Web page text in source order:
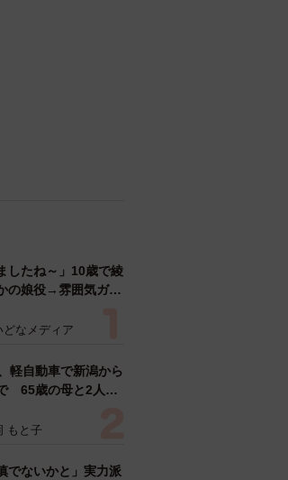
したね～」10歳で綾
の娘役→雰囲気ガラ
」「宝塚に入れそ
どなメディア
軽自動車で新潟から
65歳の母と2人で
刻み… 「大学生で
もと子
でないかと」実力派